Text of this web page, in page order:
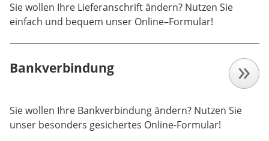
Sie wollen Ihre Lieferanschrift ändern? Nutzen Sie
einfach und bequem unser Online–Formular!
Bankverbindung
Sie wollen Ihre Bankverbindung ändern? Nutzen Sie
unser besonders gesichertes Online-Formular!